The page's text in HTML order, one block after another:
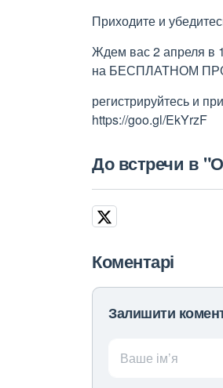
Приходите и
Ждем вас 2 апреля в
на БЕСПЛАТНОМ
регистрируйтесь и
https://goo.gl/EkYrzF
До встречи в
Коментарі
Залишити
Ваше ім’я